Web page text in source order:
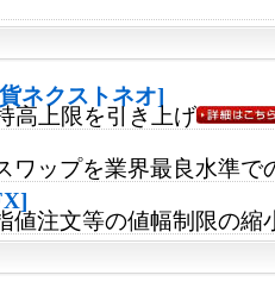
ネクストネオ]
高上限を引き上げ
ワップを業界最良水準で
値注文等の値幅制限の縮